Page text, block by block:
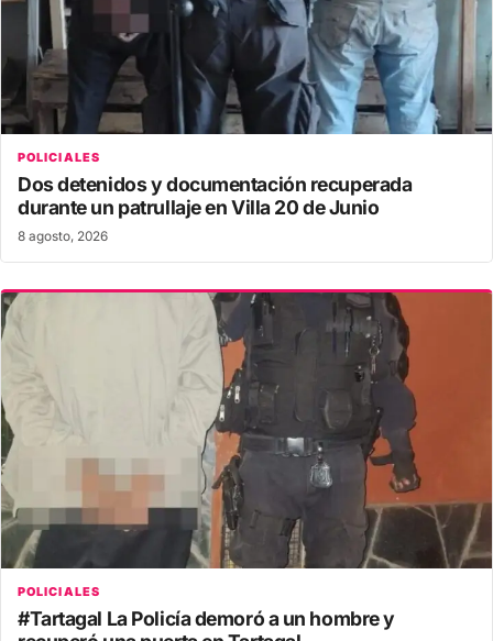
POLICIALES
Dos detenidos y documentación recuperada
durante un patrullaje en Villa 20 de Junio
8 agosto, 2026
POLICIALES
#Tartagal La Policía demoró a un hombre y